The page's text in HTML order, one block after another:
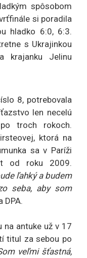
spôsobom
si poradila
hladko 6:0, 6:3.
s Ukrajinkou
krajanku Jelinu
8, potrebovala
len necelú
troch rokoch.
ktorá na
sa v Paríži
od roku 2009.
ľahký a budem
seba, aby som
DPA.
na antuke už v 17
titul za sebou po
veľmi šťastná,